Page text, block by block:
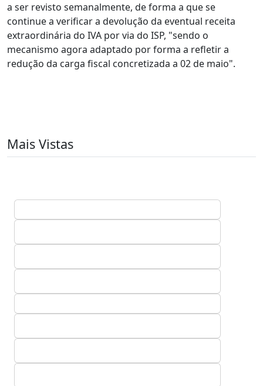
a ser revisto semanalmente, de forma a que se
continue a verificar a devolução da eventual receita
extraordinária do IVA por via do ISP, "sendo o
mecanismo agora adaptado por forma a refletir a
redução da carga fiscal concretizada a 02 de maio".
Mais Vistas